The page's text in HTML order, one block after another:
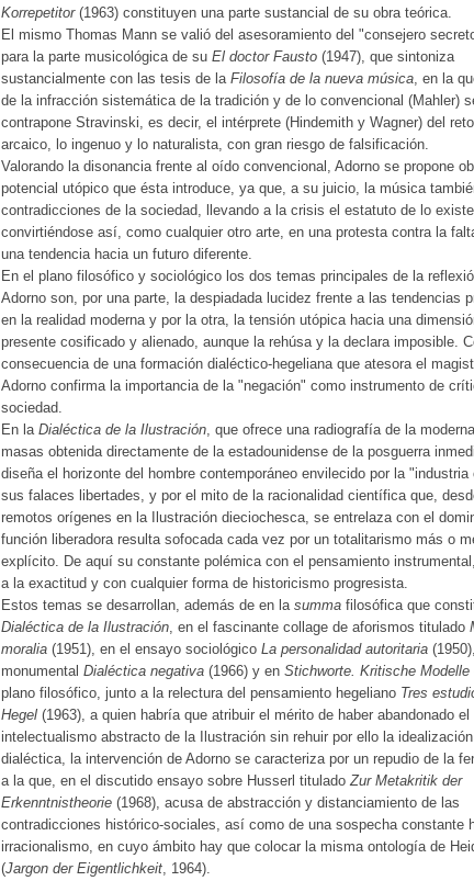
Korrepetitor(1963) constituyen una parte sustancial de su obra teórica.
El mismo Thomas Mann se valió del asesoramiento del "consejero
para la parte musicológica de su El doctor Fausto (1947), que sintoniza
sustancialmente con las tesis de la Filosofía de la nueva música, en la
de la infracción sistemática de la tradición y de lo convencional (Mahler)
contrapone Stravinski, es decir, el intérprete (Hindemith y Wagner) del
arcaico, lo ingenuo y lo naturalista, con gran riesgo de falsificación.
Valorando la disonancia frente al oído convencional, Adorno se propone
potencial utópico que ésta introduce, ya que, a su juicio, la música
contradicciones de la sociedad, llevando a la crisis el estatuto de lo
convirtiéndose así, como cualquier otro arte, en una protesta contra la
una tendencia hacia un futuro diferente.
En el plano filosófico y sociológico los dos temas principales de la
Adorno son, por una parte, la despiadada lucidez frente a las tendencias
en la realidad moderna y por la otra, la tensión utópica hacia una
presente cosificado y alienado, aunque la rehúsa y la declara imposible.
consecuencia de una formación dialéctico-hegeliana que atesora el
Adorno confirma la importancia de la "negación" como instrumento de
sociedad.
En la Dialéctica de la Ilustración, que ofrece una radiografía de la
masas obtenida directamente de la estadounidense de la posguerra
diseña el horizonte del hombre contemporáneo envilecido por la
sus falaces libertades, y por el mito de la racionalidad científica que,
remotos orígenes en la Ilustración dieciochesca, se entrelaza con el
función liberadora resulta sofocada cada vez por un totalitarismo más o
explícito. De aquí su constante polémica con el pensamiento
a la exactitud y con cualquier forma de historicismo progresista.
Estos temas se desarrollan, además de en la summa filosófica que
Dialéctica de la Ilustración, en el fascinante collage de aforismos titulado
moralia (1951), en el ensayo sociológico La personalidad autoritaria
monumental Dialéctica negativa (1966) y en Stichworte. Kritische Modelle
plano filosófico, junto a la relectura del pensamiento hegeliano Tres
Hegel (1963), a quien habría que atribuir el mérito de haber abandonado el
intelectualismo abstracto de la Ilustración sin rehuir por ello la
dialéctica, la intervención de Adorno se caracteriza por un repudio de la
a la que, en el discutido ensayo sobre Husserl tituladoZur Metakritik der
Erkenntnistheorie (1968), acusa de abstracción y distanciamiento de las
contradicciones histórico-sociales, así como de una sospecha constante
irracionalismo, en cuyo ámbito hay que colocar la misma ontología de
(Jargon der Eigentlichkeit, 1964).